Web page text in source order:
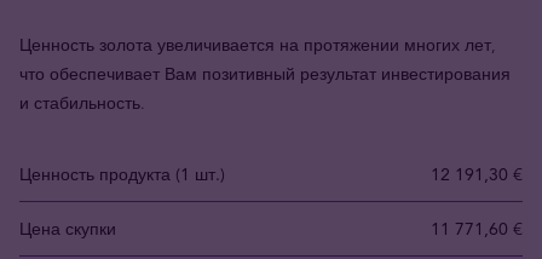
Ценность золота увеличивается на протяжении многих лет,
что обеспечивает Вам позитивный результат инвестирования
и стабильность.
Ценность продукта (1 шт.) 12 191,30 €
Цена скупки 11 771,60 €